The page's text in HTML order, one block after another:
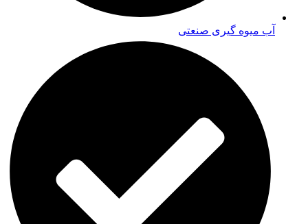
آب میوه گیری صنعتی